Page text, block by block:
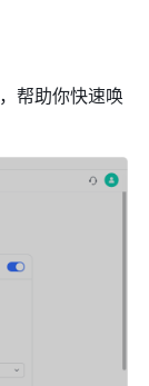
帮助你快速唤